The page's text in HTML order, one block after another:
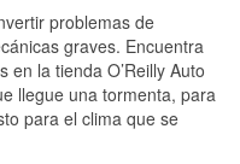
problemas de
graves. Encuentra
en la tienda O’Reilly Auto
llegue una tormenta, para
para el clima que se